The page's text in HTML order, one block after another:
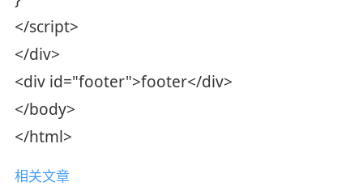
</script>
</div>
<div id="footer">footer</div>
</body>
</html>
相关文章